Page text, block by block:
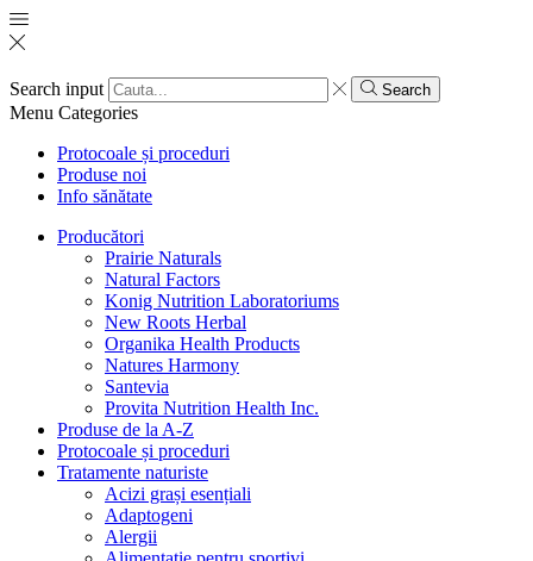
Search input Search
Menu Categories
Protocoale și proceduri
Produse noi
Info sănătate
Producători
Prairie Naturals
Natural Factors
Konig Nutrition Laboratoriums
New Roots Herbal
Organika Health Products
Natures Harmony
Santevia
Provita Nutrition Health Inc.
Produse de la A-Z
Protocoale și proceduri
Tratamente naturiste
Acizi grași esențiali
Adaptogeni
Alergii